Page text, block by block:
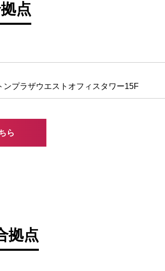
点
プラザウエストオフィスタワー15F
ら
拠点